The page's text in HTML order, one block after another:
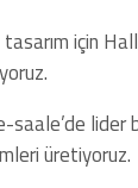
için
saale’de lider
üretiyoruz.